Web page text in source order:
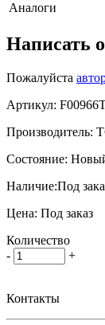
Аналоги
Написать
Пожалуйста
Артикул:
Производитель:
Состояние:
Наличие:Под
Цена: Под заказ
Количество
-
+
Контакты